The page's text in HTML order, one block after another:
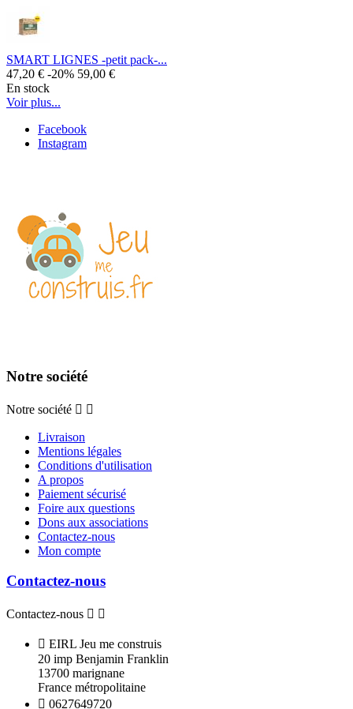
SMART LIGNES -petit pack-...
47,20 € -20% 59,00 €
En stock
Voir plus...
Facebook
Instagram
Notre société
Notre société  
Livraison
Mentions légales
Conditions d'utilisation
A propos
Paiement sécurisé
Foire aux questions
Dons aux associations
Contactez-nous
Mon compte
Contactez-nous
Contactez-nous  
 EIRL Jeu me construis
20 imp Benjamin Franklin
13700 marignane
France métropolitaine
 0627649720